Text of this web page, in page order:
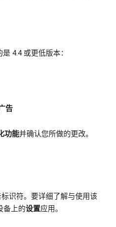
4.4 或更低版本：
告
功能并确认您所做的更改。
识符。要详细了解与使用该
备上的设置应用。